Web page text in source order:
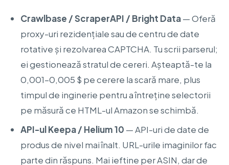
Crawlbase / ScraperAPI / Bright Data— Oferă
proxy-uri rezidențiale sau de centru de date
rotative și rezolvarea CAPTCHA. Tu scrii parserul;
ei gestionează stratul de cereri. Așteaptă-te la
0,001–0,005 $ pe cerere la scară mare, plus
timpul de inginerie pentru a întreține selectorii
pe măsură ce HTML-ul Amazon se schimbă.
API-ul Keepa / Helium 10 — API-uri de date de
produs de nivel mai înalt. URL-urile imaginilor fac
parte din răspuns. Mai ieftine per ASIN, dar de